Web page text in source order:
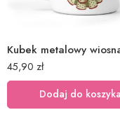
Kubek metalowy
45,90 zł
Dodaj do koszyka